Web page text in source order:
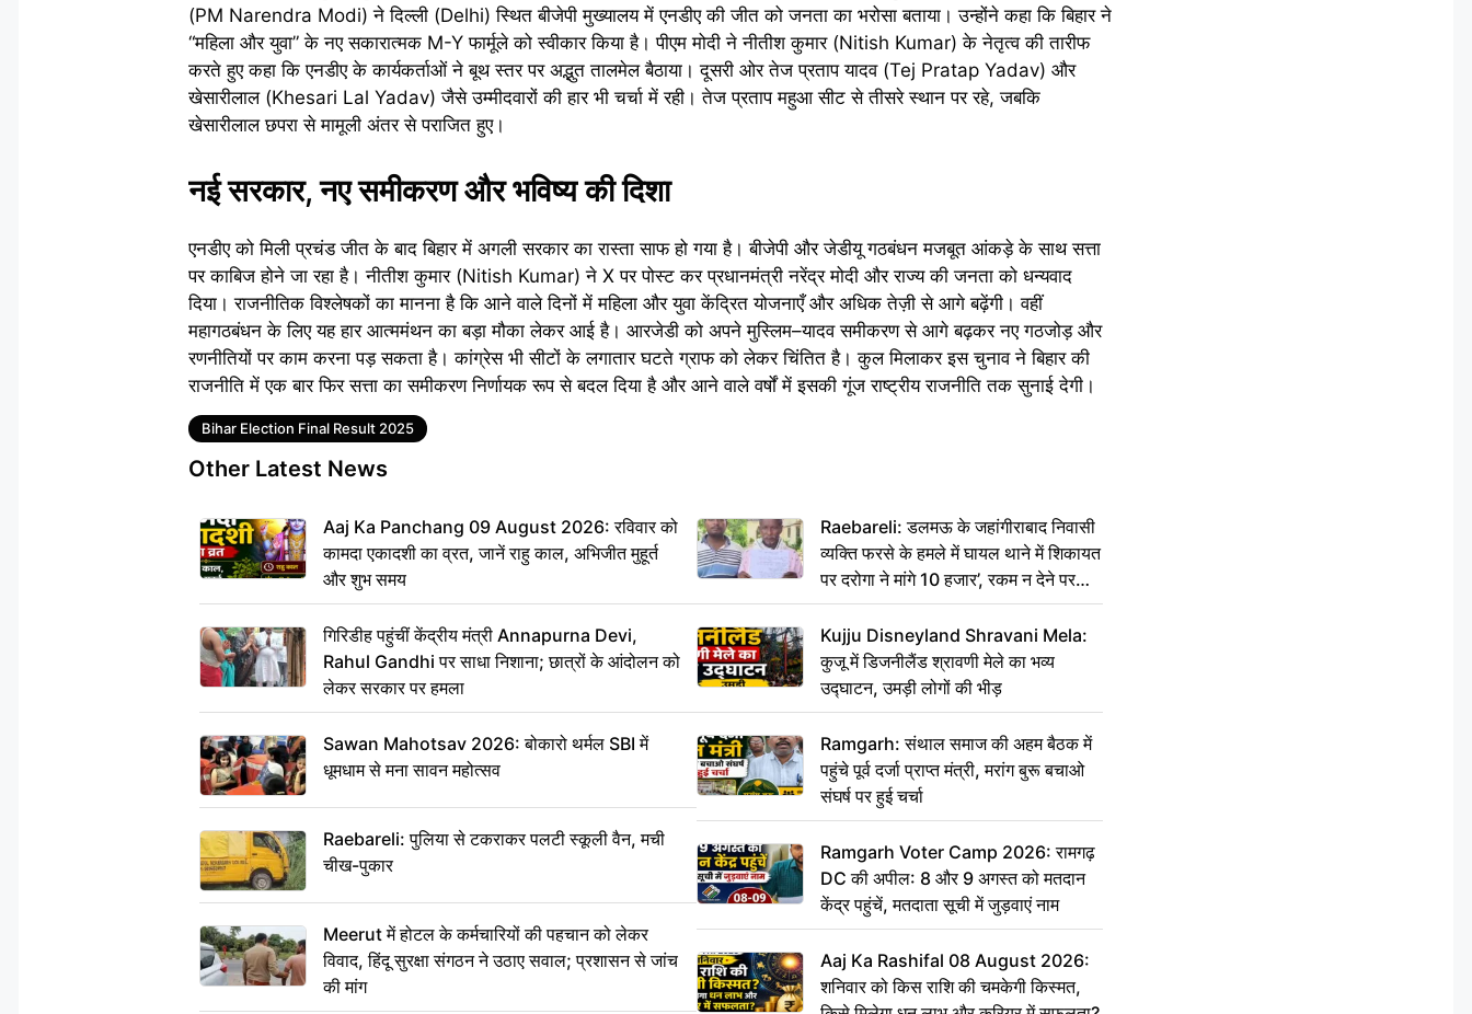
(PM Narendra Modi) ने दिल्ली (Delhi) स्थित बीजेपी मुख्यालय में एनडीए की जीत को जनता का भरोसा बताया। उन्होंने कहा कि बिहार ने
“महिला और युवा” के नए सकारात्मक M-Y फार्मूले को स्वीकार किया है। पीएम मोदी ने नीतीश कुमार (Nitish Kumar) के नेतृत्व की तारीफ
करते हुए कहा कि एनडीए के कार्यकर्ताओं ने बूथ स्तर पर अद्भुत तालमेल बैठाया। दूसरी ओर तेज प्रताप यादव (Tej Pratap Yadav) और
खेसारीलाल (Khesari Lal Yadav) जैसे उम्मीदवारों की हार भी चर्चा में रही। तेज प्रताप महुआ सीट से तीसरे स्थान पर रहे, जबकि
खेसारीलाल छपरा से मामूली अंतर से पराजित हुए।
नई सरकार, नए समीकरण और भविष्य की दिशा
एनडीए को मिली प्रचंड जीत के बाद बिहार में अगली सरकार का रास्ता साफ हो गया है। बीजेपी और जेडीयू गठबंधन मजबूत आंकड़े के साथ सत्ता
पर काबिज होने जा रहा है। नीतीश कुमार (Nitish Kumar) ने X पर पोस्ट कर प्रधानमंत्री नरेंद्र मोदी और राज्य की जनता को धन्यवाद
दिया। राजनीतिक विश्लेषकों का मानना है कि आने वाले दिनों में महिला और युवा केंद्रित योजनाएँ और अधिक तेज़ी से आगे बढ़ेंगी। वहीं
महागठबंधन के लिए यह हार आत्ममंथन का बड़ा मौका लेकर आई है। आरजेडी को अपने मुस्लिम–यादव समीकरण से आगे बढ़कर नए गठजोड़ और
रणनीतियों पर काम करना पड़ सकता है। कांग्रेस भी सीटों के लगातार घटते ग्राफ को लेकर चिंतित है। कुल मिलाकर इस चुनाव ने बिहार की
राजनीति में एक बार फिर सत्ता का समीकरण निर्णायक रूप से बदल दिया है और आने वाले वर्षों में इसकी गूंज राष्ट्रीय राजनीति तक सुनाई देगी।
Tags
Bihar Election Final Result 2025
Other Latest News
Aaj Ka Panchang 09 August 2026: रविवार को
कामदा एकादशी का व्रत, जानें राहु काल, अभिजीत मुहूर्त
और शुभ समय
गिरिडीह पहुंचीं केंद्रीय मंत्री Annapurna Devi,
Rahul Gandhi पर साधा निशाना; छात्रों के आंदोलन को
लेकर सरकार पर हमला
Sawan Mahotsav 2026: बोकारो थर्मल SBI में
धूमधाम से मना सावन महोत्सव
Raebareli: पुलिया से टकराकर पलटी स्कूली वैन, मची
चीख-पुकार
Meerut में होटल के कर्मचारियों की पहचान को लेकर
विवाद, हिंदू सुरक्षा संगठन ने उठाए सवाल; प्रशासन से जांच
की मांग
Raebareli: डलमऊ के जहांगीराबाद निवासी
व्यक्ति फरसे के हमले में घायल थाने में शिकायत
पर दरोगा ने मांगे 10 हजार’, रकम न देने पर
कार्रवाई ठंडी!
Kujju Disneyland Shravani Mela:
कुजू में डिजनीलैंड श्रावणी मेले का भव्य
उद्घाटन, उमड़ी लोगों की भीड़
Ramgarh: संथाल समाज की अहम बैठक में
पहुंचे पूर्व दर्जा प्राप्त मंत्री, मरांग बुरू बचाओ
संघर्ष पर हुई चर्चा
Ramgarh Voter Camp 2026: रामगढ़
DC की अपील: 8 और 9 अगस्त को मतदान
केंद्र पहुंचें, मतदाता सूची में जुड़वाएं नाम
Aaj Ka Rashifal 08 August 2026:
शनिवार को किस राशि की चमकेगी किस्मत,